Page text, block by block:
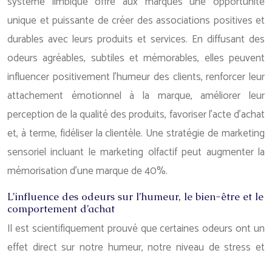
unique et puissante de créer des associations positives et
durables avec leurs produits et services. En diffusant des
odeurs agréables, subtiles et mémorables, elles peuvent
influencer positivement l’humeur des clients, renforcer leur
attachement émotionnel à la marque, améliorer leur
perception de la qualité des produits, favoriser l’acte d’achat
et, à terme, fidéliser la clientèle. Une stratégie de marketing
sensoriel incluant le marketing olfactif peut augmenter la
mémorisation d’une marque de 40%.
L’influence des odeurs sur l’humeur, le bien-être et le
comportement d’achat
Il est scientifiquement prouvé que certaines odeurs ont un
effet direct sur notre humeur, notre niveau de stress et